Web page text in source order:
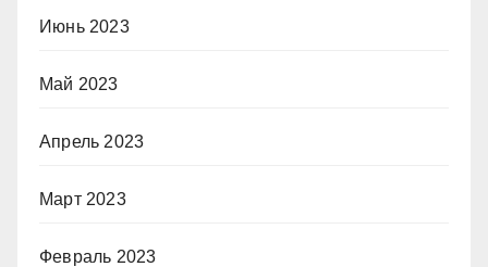
Июнь 2023
Май 2023
Апрель 2023
Март 2023
Февраль 2023